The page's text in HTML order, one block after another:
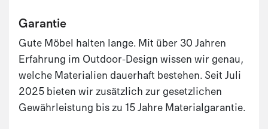
Garantie
Gute Möbel halten lange. Mit über 30 Jahren
Erfahrung im Outdoor-Design wissen wir genau,
welche Materialien dauerhaft bestehen. Seit Juli
2025 bieten wir zusätzlich zur gesetzlichen
Gewährleistung bis zu 15 Jahre Materialgarantie.